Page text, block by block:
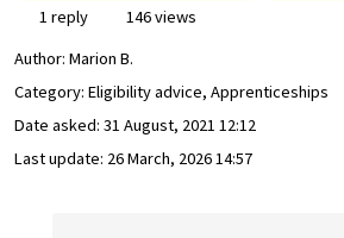
1 reply
146 views
Author: Marion B.
Category: Eligibility advice, Apprenticeships
Date asked: 31 August, 2021 12:12
Last update: 26 March, 2026 14:57